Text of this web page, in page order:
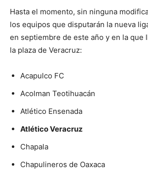
Hasta el momento, sin ninguna
los equipos que disputarán la nueva
en septiembre de este año y en la que
la plaza de Veracruz:
Acapulco FC
Acolman Teotihuacán
Atlético Ensenada
Atlético Veracruz
Chapala
Chapulineros de Oaxaca